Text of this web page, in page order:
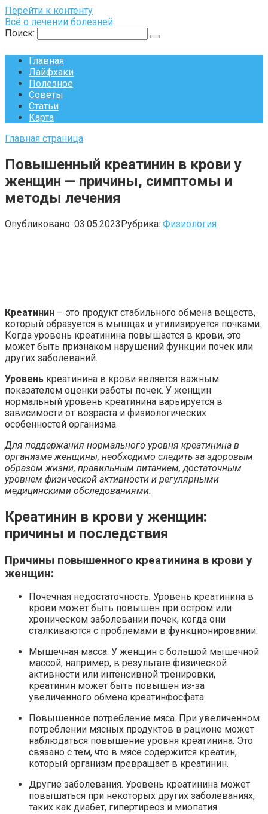
Перейти к контенту
Всё о лечении болезней
Поиск:
Главная
Лайфхаки
Полезное
Советы
Статьи
Карта
Главная страница
Повышенный креатинин в крови у
женщин — причины, симптомы и
методы лечения
Опубликовано: 03.05.2023Рубрика: Физиология
Креатинин – это продукт стабильного обмена веществ,
который образуется в мышцах и утилизируется почками.
Когда уровень креатинина повышается в крови, это
может быть признаком нарушений функции почек или
других заболеваний.
Уровень креатинина в крови является важным
показателем оценки работы почек. У женщин
нормальный уровень креатинина варьируется в
зависимости от возраста и физиологических
особенностей организма.
Для поддержания нормального уровня креатинина в
организме женщины, необходимо следить за здоровым
образом жизни, правильным питанием, достаточным
уровнем физической активности и регулярными
медицинскими обследованиями.
Креатинин в крови у женщин:
причины и последствия
Причины повышенного креатинина в крови у
женщин:
Почечная недостаточность. Уровень креатинина в
крови может быть повышен при остром или
хроническом заболевании почек, когда они
сталкиваются с проблемами в функционировании.
Мышечная масса. У женщин с большой мышечной
массой, например, в результате физической
активности или интенсивной тренировки,
креатинин может быть повышен из-за
увеличенного обмена креатинфосфата.
Повышенное потребление мяса. При увеличенном
потреблении мясных продуктов в рационе может
наблюдаться повышение уровня креатинина. Это
связано с тем, что в мясе содержится креатин,
который организм превращает в креатинин.
Другие заболевания. Уровень креатинина может
повышаться при некоторых других заболеваниях,
таких как диабет, гипертиреоз и миопатия.